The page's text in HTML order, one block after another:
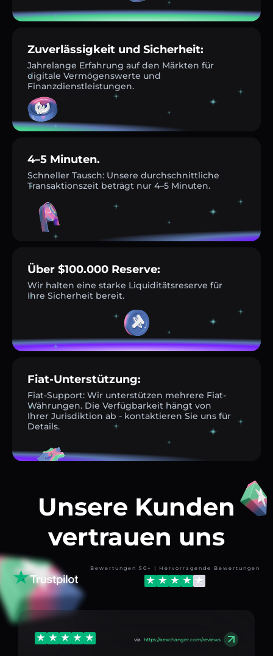
Zuverlässigkeit und Sicherheit:
Jahrelange Erfahrung auf den Märkten für
digitale Vermögenswerte und
Finanzdienstleistungen.
4–5 Minuten.
Schneller Tausch: Unsere durchschnittliche
Transaktionszeit beträgt nur 4–5 Minuten.
Über $100.000 Reserve:
Wir halten eine starke Liquiditätsreserve für
Ihre Sicherheit bereit.
Fiat-Unterstützung:
Fiat-Support: Wir unterstützen mehrere Fiat-
Währungen. Die Verfügbarkeit hängt von
Ihrer Jurisdiktion ab - kontaktieren Sie uns für
Details.
Unsere Kunden
vertrauen uns
Bewertungen 50+ | Hervorragende Bewertungen
via https://aexchanger.com/reviews